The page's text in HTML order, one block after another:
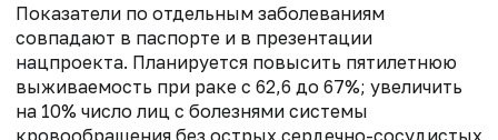
Показатели по отдельным заболеваниям
совпадают в паспорте и в презентации
нацпроекта. Планируется повысить пятилетнюю
выживаемость при раке с 62,6 до 67%; увеличить
на 10% число лиц с болезнями системы
кровообращения без острых сердечно-сосудистых